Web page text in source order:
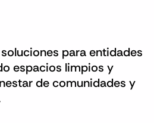
para entidades
espacios limpios y
de comunidades y